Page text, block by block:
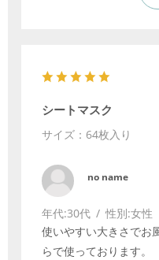
シートマスク
サイズ：64枚入り
no name
年代:30代 性別:女性
使いやすい大きさでお
らで使っております。